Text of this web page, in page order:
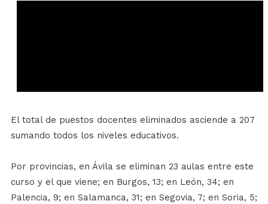
El total de puestos docentes eliminados asciende a 207
sumando todos los niveles educativos.
Por provincias, en Ávila se eliminan 23 aulas entre este
curso y el que viene; en Burgos, 13; en León, 34; en
Palencia, 9; en Salamanca, 31; en Segovia, 7; en Soria, 5;